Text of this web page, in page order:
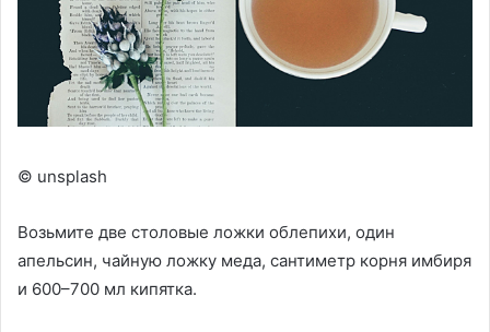
© unsplash
Возьмите две столовые ложки облепихи, один
апельсин, чайную ложку меда, сантиметр корня имбиря
и 600–700 мл кипятка.